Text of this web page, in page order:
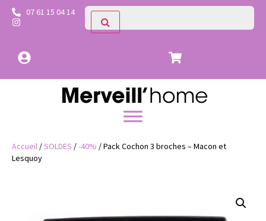
07 61 15 04 14
Accueil /SOLDES /-40% / Pack Cochon 3 broches – Macon et
Lesquoy